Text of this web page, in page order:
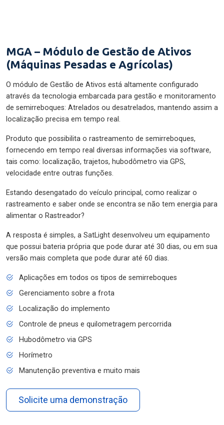
MGA – Módulo de Gestão de Ativos
(Máquinas Pesadas e Agrícolas)
O módulo de Gestão de Ativos está altamente configurado
através da tecnologia embarcada para gestão e monitoramento
de semirreboques: Atrelados ou desatrelados, mantendo assim a
localização precisa em tempo real.
Produto que possibilita o rastreamento de semirreboques,
fornecendo em tempo real diversas informações via software,
tais como: localização, trajetos, hubodômetro via GPS,
velocidade entre outras funções.
Estando desengatado do veículo principal, como realizar o
rastreamento e saber onde se encontra se não tem energia para
alimentar o Rastreador?
A resposta é simples, a SatLight desenvolveu um equipamento
que possui bateria própria que pode durar até 30 dias, ou em sua
versão mais completa que pode durar até 60 dias.
Aplicações em todos os tipos de semirreboques
Gerenciamento sobre a frota
Localização do implemento
Controle de pneus e quilometragem percorrida
Hubodômetro via GPS
Horímetro
Manutenção preventiva e muito mais
Solicite uma demonstração